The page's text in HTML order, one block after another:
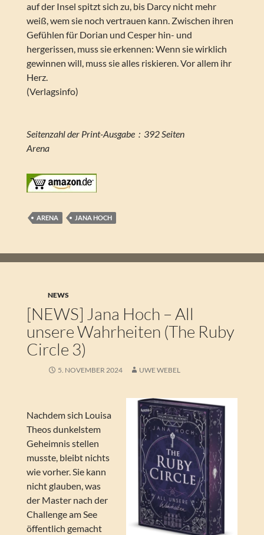
auf der Insel spitzt sich zu, bis Darcy nicht mehr
weiß, wem sie noch vertrauen kann. Zwischen ihren
Gefühlen für Dorian und Cesper hin- und
hergerissen, muss sie erkennen: Wenn sie wirklich
gewinnen will, muss sie alles riskieren. Vor allem ihr
Herz.
(Verlagsinfo)
Seitenzahl der Print-Ausgabe ‏ : ‎ 392 Seiten
Arena
ARENA JANA HOCH
NEWS
[NEWS] Jana Hoch – All
unsere Wahrheiten (The Ruby
Circle 3)
5. NOVEMBER 2024 UWE WEBEL
Nachdem sich Louisa
Theos dunkelstem
Geheimnis stellen
musste, bleibt nichts
wie vorher. Sie kann
nicht glauben, was
der Master nach der
Challenge am See
öffentlich gemacht